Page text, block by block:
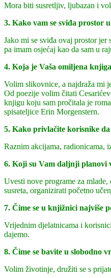
Mora biti susretljiv, ljubazan i
3. Kako vam se sviđa prostor
Jako mi se sviđa ovaj prostor
pa imam osjećaj kao da sam u
4. Koja je Vaša omiljena
Volim slikovnice, a najdraža mi
Od poezije volim čitati
knjigu koju sam pročitala je
spisateljice Erin Morgenstern.
5. Kako privlačite korisnike
Raznim akcijama, radionicama,
6. Koji su Vam daljnji planovi
Uvesti nove programe za
susreta, organizirati početno
7. Čime se u knjižnici najviše
Vrijednim djelatnicama i
dajemo.
8. Čime se bavite u slobodno
Volim životinje, družiti se s